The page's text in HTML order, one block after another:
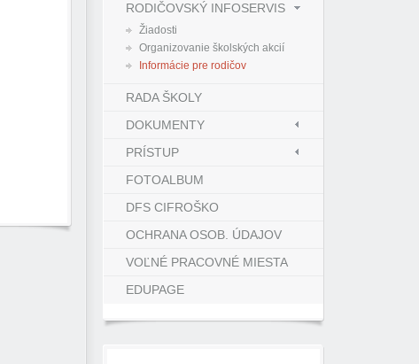
RODIČOVSKÝ INFOSERVIS
Žiadosti
Organizovanie školských akcií
Informácie pre rodičov
RADA ŠKOLY
DOKUMENTY
PRÍSTUP
FOTOALBUM
DFS CIFROŠKO
OCHRANA OSOB. ÚDAJOV
VOĽNÉ PRACOVNÉ MIESTA
EDUPAGE